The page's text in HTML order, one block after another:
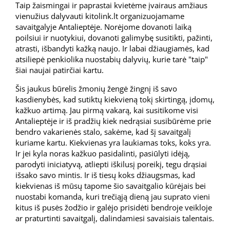
Taip žaismingai ir paprastai kvietėme įvairaus amžiaus
vienužius dalyvauti kitolink.lt organizuojamame
savaitgalyje Antalieptėje. Norėjome dovanoti laiką
poilsiui ir nuotykiui, dovanoti galimybę susitikti, pažinti,
atrasti, išbandyti kažką naujo. Ir labai džiaugiamės, kad
atsiliepė penkiolika nuostabių dalyvių, kurie tarė "taip"
šiai naujai patirčiai kartu.
Šis jaukus būrelis žmonių žengė žingnį iš savo
kasdienybės, kad sutiktų kiekvieną tokį skirtingą, įdomų,
kažkuo artimą. Jau pirmą vakarą, kai susitikome visi
Antalieptėje ir iš pradžių kiek nedrąsiai susibūrėme prie
bendro vakarienės stalo, sakėme, kad šį savaitgalį
kuriame kartu. Kiekvienas yra laukiamas toks, koks yra.
Ir jei kyla noras kažkuo pasidalinti, pasiūlyti idėją,
parodyti iniciatyvą, atliepti iškilusį poreikį, tegu drąsiai
išsako savo mintis. Ir iš tiesų koks džiaugsmas, kad
kiekvienas iš mūsų tapome šio savaitgalio kūrėjais bei
nuostabi komanda, kuri trečiąją dieną jau suprato vieni
kitus iš pusės žodžio ir galėjo prisidėti bendroje veikloje
ar praturtinti savaitgalį, dalindamiesi savaisiais talentais.